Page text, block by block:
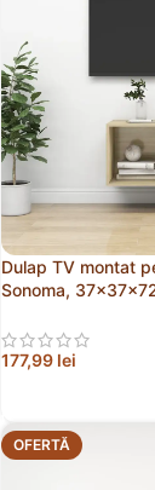
Dulap TV montat
Sonoma,
177,99 lei
OFERTĂ